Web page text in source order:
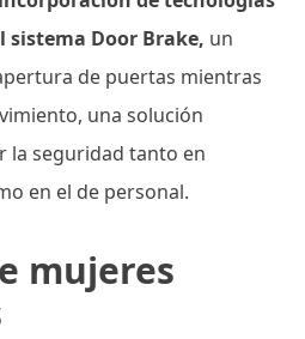
sistema Door Brake, un
de puertas mientras
una solución
la seguridad tanto en
en el de personal.
mujeres